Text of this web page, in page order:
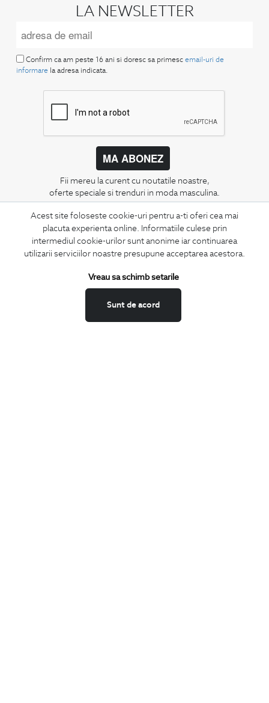
Acest site foloseste cookie-uri pentru a-ti oferi cea mai
placuta experienta online. Informatiile culese prin
intermediul cookie-urilor sunt anonime iar continuarea
utilizarii serviciilor noastre presupune acceptarea acestora.
Sunt de acord
Vreau sa schimb setarile
LA NEWSLETTER
Confirm ca am peste 16 ani si doresc sa primesc email-uri de
informare la adresa indicata.
MA ABONEZ
Fii mereu la curent cu noutatile noastre,
oferte speciale si trenduri in moda masculina.
CONCIERGE
Termeni si conditii
Schimburi si retur
Feedback site
ANPC
SOL